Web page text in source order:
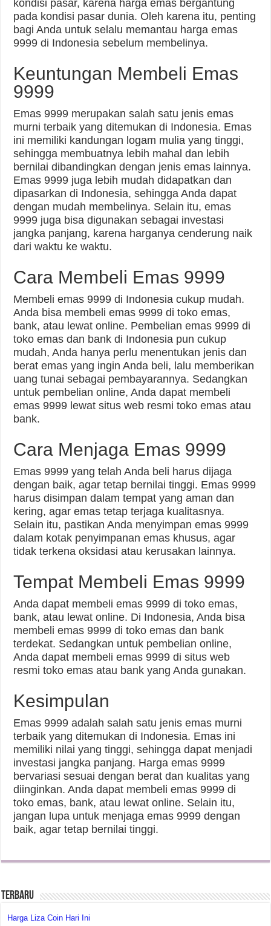
kondisi pasar, karena harga emas bergantung
pada kondisi pasar dunia. Oleh karena itu, penting
bagi Anda untuk selalu memantau harga emas
9999 di Indonesia sebelum membelinya.
Keuntungan Membeli Emas
9999
Emas 9999 merupakan salah satu jenis emas
murni terbaik yang ditemukan di Indonesia. Emas
ini memiliki kandungan logam mulia yang tinggi,
sehingga membuatnya lebih mahal dan lebih
bernilai dibandingkan dengan jenis emas lainnya.
Emas 9999 juga lebih mudah didapatkan dan
dipasarkan di Indonesia, sehingga Anda dapat
dengan mudah membelinya. Selain itu, emas
9999 juga bisa digunakan sebagai investasi
jangka panjang, karena harganya cenderung naik
dari waktu ke waktu.
Cara Membeli Emas 9999
Membeli emas 9999 di Indonesia cukup mudah.
Anda bisa membeli emas 9999 di toko emas,
bank, atau lewat online. Pembelian emas 9999 di
toko emas dan bank di Indonesia pun cukup
mudah, Anda hanya perlu menentukan jenis dan
berat emas yang ingin Anda beli, lalu memberikan
uang tunai sebagai pembayarannya. Sedangkan
untuk pembelian online, Anda dapat membeli
emas 9999 lewat situs web resmi toko emas atau
bank.
Cara Menjaga Emas 9999
Emas 9999 yang telah Anda beli harus dijaga
dengan baik, agar tetap bernilai tinggi. Emas 9999
harus disimpan dalam tempat yang aman dan
kering, agar emas tetap terjaga kualitasnya.
Selain itu, pastikan Anda menyimpan emas 9999
dalam kotak penyimpanan emas khusus, agar
tidak terkena oksidasi atau kerusakan lainnya.
Tempat Membeli Emas 9999
Anda dapat membeli emas 9999 di toko emas,
bank, atau lewat online. Di Indonesia, Anda bisa
membeli emas 9999 di toko emas dan bank
terdekat. Sedangkan untuk pembelian online,
Anda dapat membeli emas 9999 di situs web
resmi toko emas atau bank yang Anda gunakan.
Kesimpulan
Emas 9999 adalah salah satu jenis emas murni
terbaik yang ditemukan di Indonesia. Emas ini
memiliki nilai yang tinggi, sehingga dapat menjadi
investasi jangka panjang. Harga emas 9999
bervariasi sesuai dengan berat dan kualitas yang
diinginkan. Anda dapat membeli emas 9999 di
toko emas, bank, atau lewat online. Selain itu,
jangan lupa untuk menjaga emas 9999 dengan
baik, agar tetap bernilai tinggi.
Terbaru
Harga Liza Coin Hari Ini